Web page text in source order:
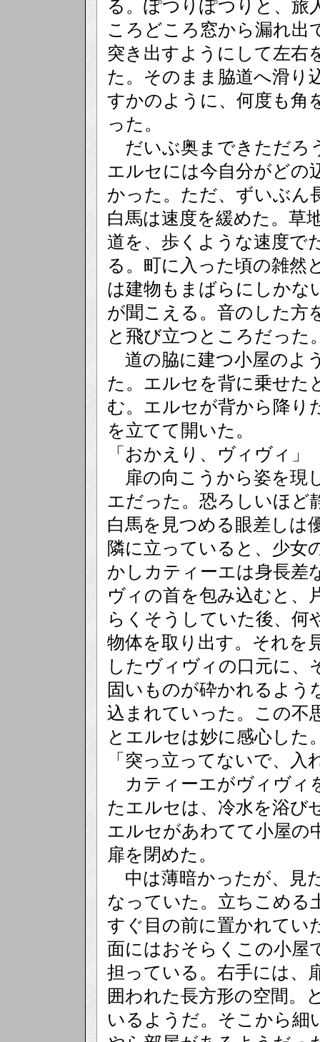
る。ぽつりぽつりと、旅
ころどころ窓から漏れ出
突き出すようにして左右
た。そのまま脇道へ滑り
すかのように、何度も角
った。
だいぶ奥まできただろ
エルセには今自分がどの
かった。ただ、ずいぶん
白馬は速度を緩めた。草
道を、歩くような速度で
る。町に入った頃の雑然
は建物もまばらにしかな
が聞こえる。音のした方
と飛び立つところだった
道の脇に建つ小屋のよ
た。エルセを背に乗せた
む。エルセが背から降り
を立てて開いた。
「おかえり、ヴィヴィ」
扉の向こうから姿を現
エだった。恐ろしいほど
白馬を見つめる眼差し
隣に立っていると、少女
かしカティーエは身長差
ヴィの首を包み込むと、
らくそうしていた後、何
物体を取り出す。それを
したヴィヴィの口元に、
固いものが砕かれるよう
込まれていった。この不
とエルセは妙に感心した
「突っ立ってないで、入
カティーエがヴィヴィ
たエルセは、冷水を浴び
エルセがあわてて小屋の
扉を閉めた。
中は薄暗かったが、見
なっていた。立ちこめる
すぐ目の前に置かれてい
面にはおそらくこの小屋
担っている。右手には、
囲われた長方形の空間。
いるようだ。そこから細